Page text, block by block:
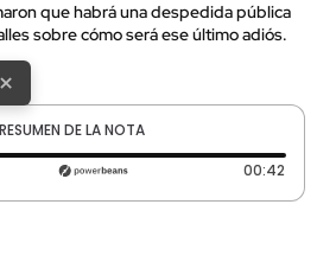
que habrá una despedida pública
sobre cómo será ese último adiós.
×
DE LA NOTA
transcurrido: 0 segundos 00:42